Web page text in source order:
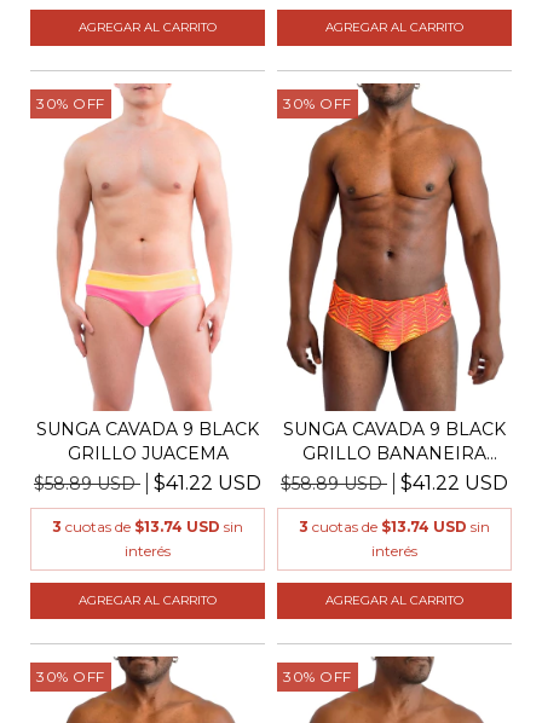
AGREGAR AL CARRITO AGREGAR AL CARRITO
30% OFF
SUNGA CAVADA 9 BLACK
GRILLO JUACEMA
$58.89 USD
$41.22 USD
3 cuotas de $13.74 USD sin
interés
AGREGAR AL CARRITO
30% OFF
SUNGA CAVADA 9 BLACK
GRILLO BANANEIRA
NA...
$58.89 USD $41.22 USD
3 cuotas de $13.74 USD sin
interés
AGREGAR AL CARRITO
30% OFF 30% OFF